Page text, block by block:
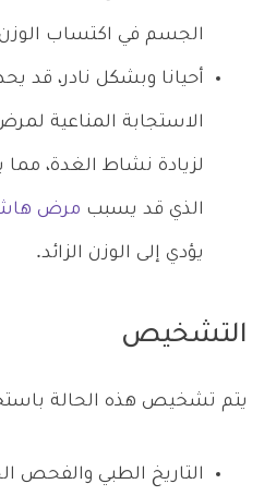
الجسم في اكتساب
أحيانا وبشكل نادر، قد
الاستجابة المناعية
لزيادة نشاط الغدة، مما
الذي قد يسبب مرض
يؤدي إلى الوزن الزائد.
التشخيص
يتم تشخيص هذه الحالة
التاريخ الطبي والفحص